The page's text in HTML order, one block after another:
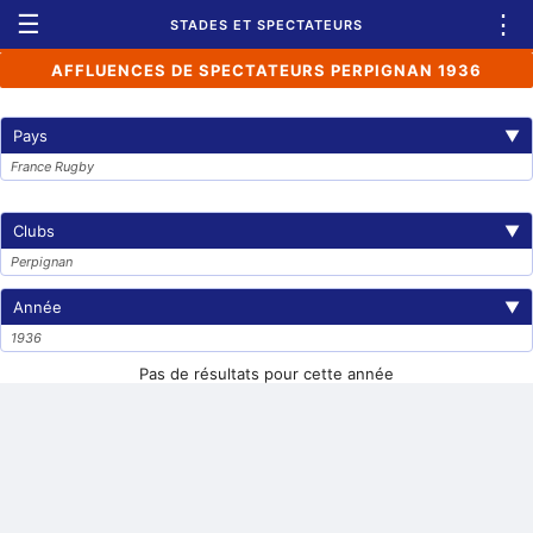
☰ STADES ET SPECTATEURS ⋮
AFFLUENCES DE SPECTATEURS PERPIGNAN 1936
Pays ▼
France Rugby
Clubs ▼
Perpignan
Année ▼
1936
Pas de résultats pour cette année